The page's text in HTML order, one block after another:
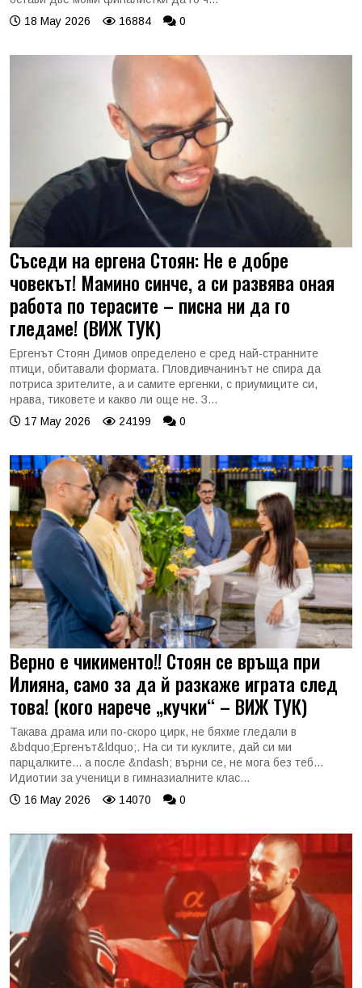
18 May 2026
16884 0
Съседи на ергена Стоян: Не е добре
човекът! Мамино синче, а си развява оная
работа по терасите – писна ни да го
гледаме! (ВИЖ ТУК)
Ергенът Стоян Димов определено е сред най-странните
птици, обитавали формата. Пловдивчанинът не спира да
потриса зрителите, а и самите ергенки, с приумиците си,
нрава, тиковете и какво ли още не. З...
17 May 2026
24199 0
Верно е чикименто!! Стоян се връща при
Илияна, само за да й разкаже играта след
това! (кого нарече „кучки“ – ВИЖ ТУК)
Такава драма или по-скоро цирк, не бяхме гледали в
&bdquo;Ергенът&ldquo;. На си ти куклите, дай си ми
парцалките... а после &ndash; върни се, не мога без теб...
Идиотии за ученици в гимназиалните клас...
16 May 2026
14070 0